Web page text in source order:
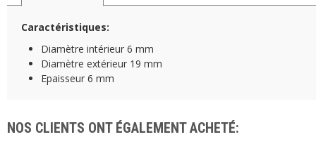
Caractéristiques:
Diamètre intérieur 6 mm
Diamètre extérieur 19 mm
Epaisseur 6 mm
NOS CLIENTS ONT ÉGALEMENT ACHETÉ: